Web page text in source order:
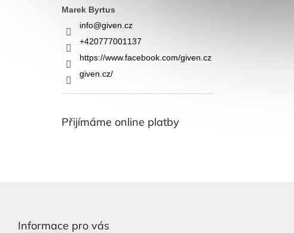
Marek Byrtus
info@given.cz
+420777001137
https://www.facebook.com/given.cz
given.cz/
Přijímáme online platby
Informace pro vás